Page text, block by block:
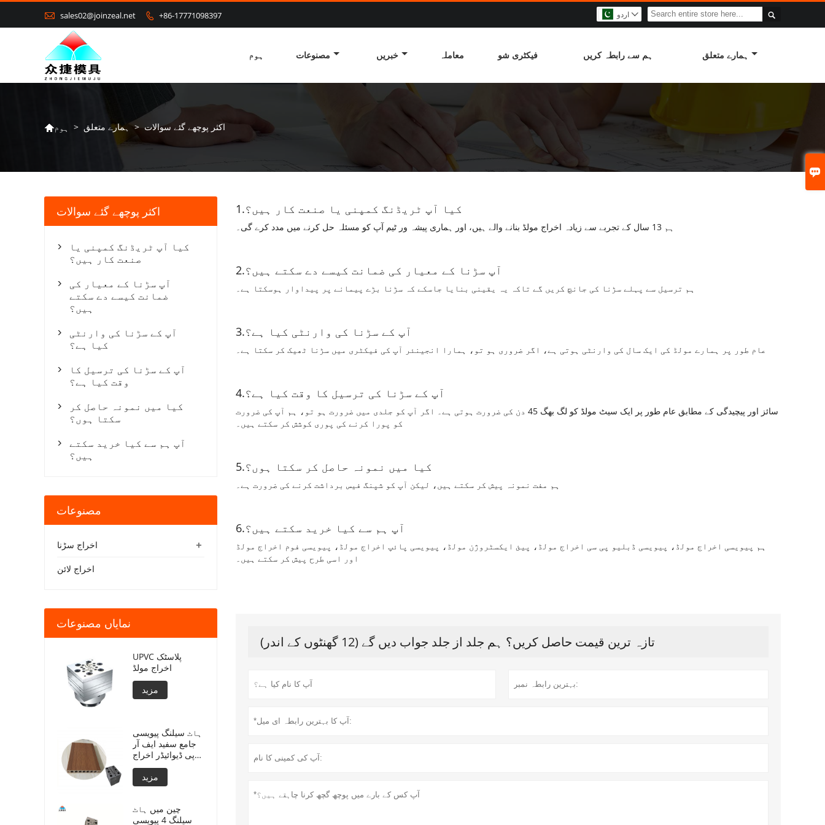

 sales02@joinzeal.net  +86-17771098397  اردو 
ہوم مصنوعات خبریں معاملہ فیکٹری شو ہم سے رابطہ کریں ہمارے متعلق
ہوم > ہمارے متعلق > اکثر پوچھے گئے سوالات
1.کیا آپ ٹریڈنگ کمپنی یا صنعت کار ہیں؟
ہم 13 سال کے تجربے سے زیادہ اخراج مولڈ بنانے والے ہیں، اور ہماری پیشہ ور ٹیم آپ کو مسئلہ حل کرنے میں مدد کرے گی۔
2.آپ سڑنا کے معیار کی ضمانت کیسے دے سکتے ہیں؟
ہم ترسیل سے پہلے سڑنا کی جانچ کریں گے تاکہ یہ یقینی بنایا جاسکے کہ سڑنا بڑے پیمانے پر پیداوار ہوسکتا ہے۔
3.آپ کے سڑنا کی وارنٹی کیا ہے؟
عام طور پر ہمارے مولڈ کی ایک سال کی وارنٹی ہوتی ہے، اگر ضروری ہو تو، ہمارا انجینئر آپ کی فیکٹری میں سڑنا ٹھیک کر سکتا ہے۔
4.آپ کے سڑنا کی ترسیل کا وقت کیا ہے؟
سائز اور پیچیدگی کے مطابق عام طور پر ایک سیٹ مولڈ کو لگ بھگ 45 دن کی ضرورت ہوتی ہے۔ اگر آپ کو جلدی میں ضرورت ہو تو، ہم آپ کی ضرورت
کو پورا کرنے کی پوری کوشش کر سکتے ہیں۔
5.کیا میں نمونہ حاصل کر سکتا ہوں؟
ہم مفت نمونہ پیش کر سکتے ہیں، لیکن آپ کو شپنگ فیس برداشت کرنے کی ضرورت ہے۔
6.آپ ہم سے کیا خرید سکتے ہیں؟
ہم پیویسی اخراج مولڈ، پیویسی ڈبلیو پی سی اخراج مولڈ، پیئ ایکسٹروژن مولڈ، پیویسی پائپ اخراج مولڈ، پیویسی فوم اخراج مولڈ
اور اسی طرح پیش کر سکتے ہیں۔
تازہ ترین قیمت حاصل کریں؟ ہم جلد از جلد جواب دیں گے (12 گھنٹوں کے اندر)
اکثر پوچھے گئے سوالات

کیا آپ ٹریڈنگ کمپنی یا
صنعت کار ہیں؟

آپ سڑنا کے معیار کی
ضمانت کیسے دے سکتے
ہیں؟

آپ کے سڑنا کی وارنٹی
کیا ہے؟

آپ کے سڑنا کی ترسیل کا
وقت کیا ہے؟

کیا میں نمونہ حاصل کر
سکتا ہوں؟

آپ ہم سے کیا خرید سکتے
ہیں؟
مصنوعات
+ اخراج سڑنا
اخراج لائن
نمایاں مصنوعات
UPVC پلاسٹک
اخراج مولڈ
مزید
ہاٹ سیلنگ پیویسی
جامع سفید ایف آر
پی ڈیوائیڈر اخراج
مولڈنگ
مزید
چین میں ہاٹ
سیلنگ 4 پیویسی